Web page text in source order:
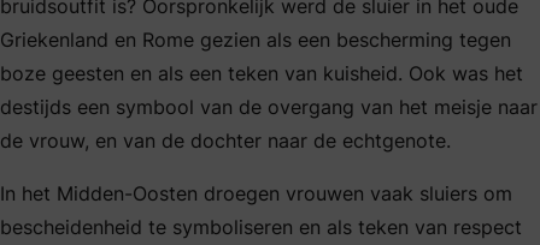
bruidsoutfit is? Oorspronkelijk werd de sluier in het oude
Griekenland en Rome gezien als een bescherming tegen
boze geesten en als een teken van kuisheid. Ook was het
destijds een symbool van de overgang van het meisje naar
de vrouw, en van de dochter naar de echtgenote.
In het Midden-Oosten droegen vrouwen vaak sluiers om
bescheidenheid te symboliseren en als teken van respect